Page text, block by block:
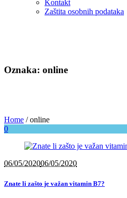
Kontakt
Zaštita osobnih podataka
Oznaka: online
Home /online
0
06/05/202006/05/2020
Znate li zašto je važan vitamin B7?